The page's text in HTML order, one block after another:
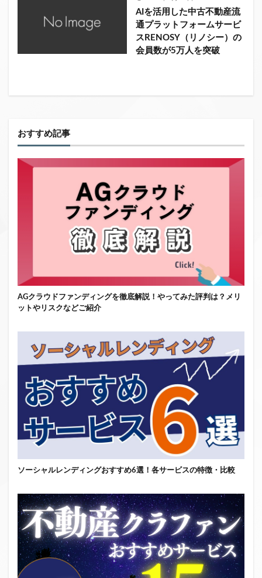
AIを活用した中古不動産流
通プラットフォームサービ
スRENOSY（リノシー）の
会員数が5万人を突破
おすすめ記事
AGクラウドファンディングを徹底解説！やってみた評判は？メリ
ットやリスクなどご紹介
ソーシャルレンディングおすすめ6選！各サービスの特徴・比較